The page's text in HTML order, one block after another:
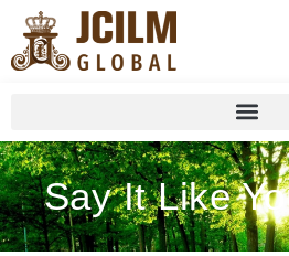
Say It Like